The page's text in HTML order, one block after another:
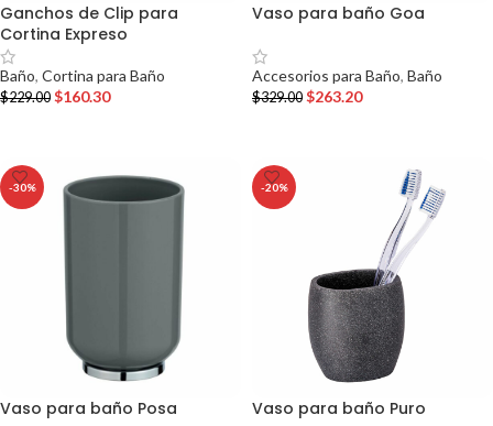
Ganchos de Clip para
Cortina Expreso
Baño, Cortina para Baño
$229.00 $160.30
Vaso para baño Goa
Accesorios para Baño, Baño
$329.00 $263.20
-30%
Vaso para baño Posa
-20%
Vaso para baño Puro